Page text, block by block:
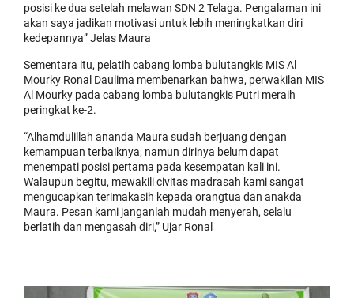
posisi ke dua setelah melawan SDN 2 Telaga. Pengalaman ini
akan saya jadikan motivasi untuk lebih meningkatkan diri
kedepannya” Jelas Maura
Sementara itu, pelatih cabang lomba bulutangkis MIS Al
Mourky Ronal Daulima membenarkan bahwa, perwakilan MIS
Al Mourky pada cabang lomba bulutangkis Putri meraih
peringkat ke-2.
“Alhamdulillah ananda Maura sudah berjuang dengan
kemampuan terbaiknya, namun dirinya belum dapat
menempati posisi pertama pada kesempatan kali ini.
Walaupun begitu, mewakili civitas madrasah kami sangat
mengucapkan terimakasih kepada orangtua dan anakda
Maura. Pesan kami janganlah mudah menyerah, selalu
berlatih dan mengasah diri,” Ujar Ronal